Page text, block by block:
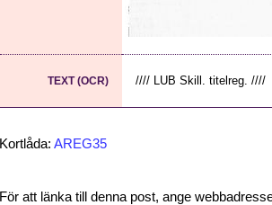
TEXT (OCR) //// LUB Skill. titelreg. ////
Kortlåda: AREG35
För att länka till denna post, ange